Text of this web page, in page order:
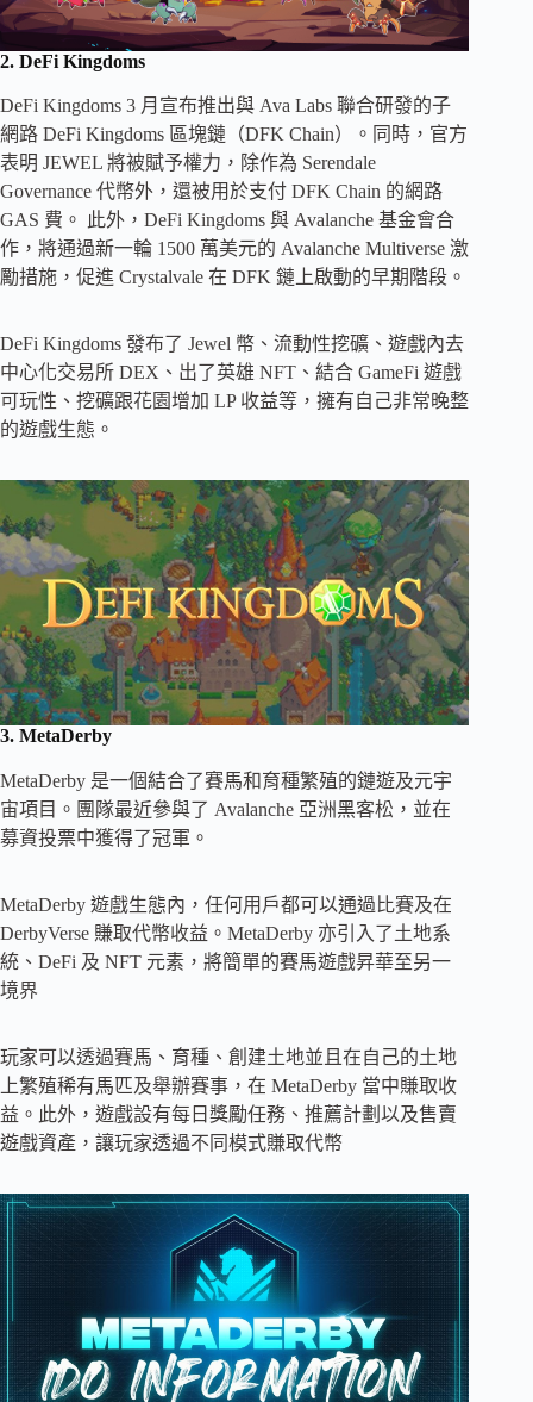
2. DeFi Kingdoms
DeFi Kingdoms 3 月宣布推出與 Ava Labs 聯合研發的子
網路 DeFi Kingdoms 區塊鏈（DFK Chain）。同時，官方
表明 JEWEL 將被賦予權力，除作為 Serendale
Governance 代幣外，還被用於支付 DFK Chain 的網路
GAS 費。 此外，DeFi Kingdoms 與 Avalanche 基金會合
作，將通過新一輪 1500 萬美元的 Avalanche Multiverse 激
勵措施，促進 Crystalvale 在 DFK 鏈上啟動的早期階段。
DeFi Kingdoms 發布了 Jewel 幣、流動性挖礦、遊戲內去
中心化交易所 DEX、出了英雄 NFT、結合 GameFi 遊戲
可玩性、挖礦跟花園增加 LP 收益等，擁有自己非常晚整
的遊戲生態。
3. MetaDerby
MetaDerby 是一個結合了賽馬和育種繁殖的鏈遊及元宇
宙項目。團隊最近參與了 Avalanche 亞洲黑客松，並在
募資投票中獲得了冠軍。
MetaDerby 遊戲生態內，任何用戶都可以通過比賽及在
DerbyVerse 賺取代幣收益。MetaDerby 亦引入了土地系
統、DeFi 及 NFT 元素，將簡單的賽馬遊戲昇華至另一
境界
玩家可以透過賽馬、育種、創建土地並且在自己的土地
上繁殖稀有馬匹及舉辦賽事，在 MetaDerby 當中賺取收
益。此外，遊戲設有每日獎勵任務、推薦計劃以及售賣
遊戲資產，讓玩家透過不同模式賺取代幣